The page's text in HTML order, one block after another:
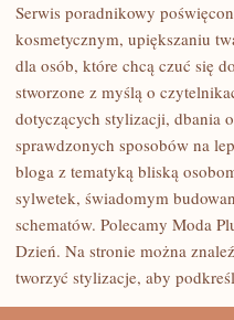
MAKIJAŻ
TWARZY
PLUS
SIZE
Serwis poradnikowy
kosmetycznym, upiększaniu
dla osób, które chcą czuć się
stworzone z myślą o
dotyczących stylizacji, dbania
sprawdzonych sposobów na
bloga z tematyką bliską
sylwetek, świadomym
schematów. Polecamy Moda
Dzień. Na stronie można
tworzyć stylizacje, aby